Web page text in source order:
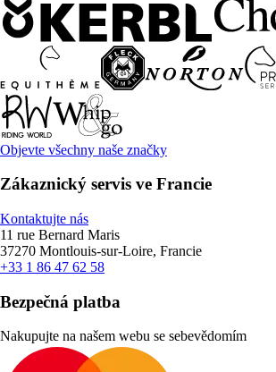
Objevte všechny naše značky
Zákaznický servis ve Francie
Kontaktujte nás
11 rue Bernard Maris
37270 Montlouis-sur-Loire, Francie
+33 1 86 47 62 58
Bezpečná platba
Nakupujte na našem webu se sebevědomím